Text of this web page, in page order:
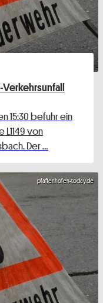
15:30 befuhr ein
von
Der …
pfaffenhofen-today.de